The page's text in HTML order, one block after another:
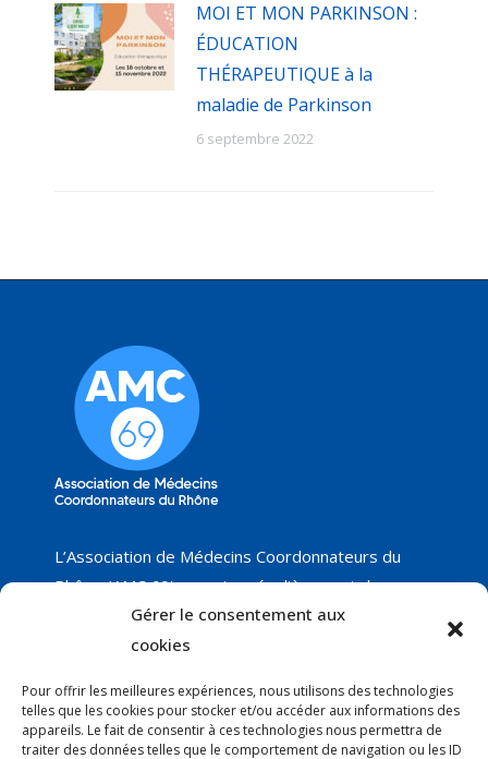
Gérer le consentement aux
cookies
Pour offrir les meilleures expériences, nous utilisons des technologies
telles que les cookies pour stocker et/ou accéder aux informations des
appareils. Le fait de consentir à ces technologies nous permettra de
traiter des données telles que le comportement de navigation ou les ID
MOI ET MON PARKINSON :
ÉDUCATION
THÉRAPEUTIQUE à la
maladie de Parkinson
6 septembre 2022
L’Association de Médecins Coordonnateurs du
Rhône (AMC 69) organise régulièrement des
groupes de travail sur différents thèmes, dont
nous vous proposerons les résultats, ainsi que les
de vous faire part de nos nouveautés !